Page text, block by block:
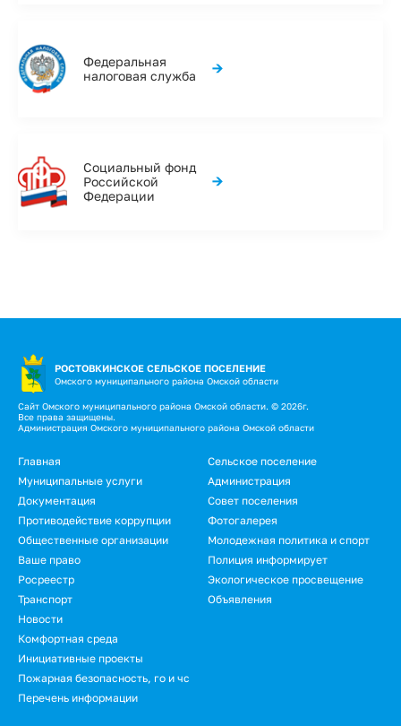
Федеральная
налоговая служба
→
Социальный фонд
Российской
Федерации
→
РОСТОВКИНСКОЕ СЕЛЬСКОЕ ПОСЕЛЕНИЕ
Омского муниципального района Омской области
Сайт Омского муниципального района Омской области. © 2026г.
Все права защищены.
Администрация Омского муниципального района Омской области
Подвал
Главная
Сельское поселение
Муниципальные услуги
Администрация
Документация
Совет поселения
Противодействие коррупции
Фотогалерея
Общественные организации
Молодежная политика и спорт
Ваше право
Полиция информирует
Росреестр
Экологическое просвещение
Транспорт
Объявления
Новости
Подвал.
Дополнительное
меню
Комфортная среда
Инициативные проекты
Пожарная безопасность, го и чс
Перечень информации